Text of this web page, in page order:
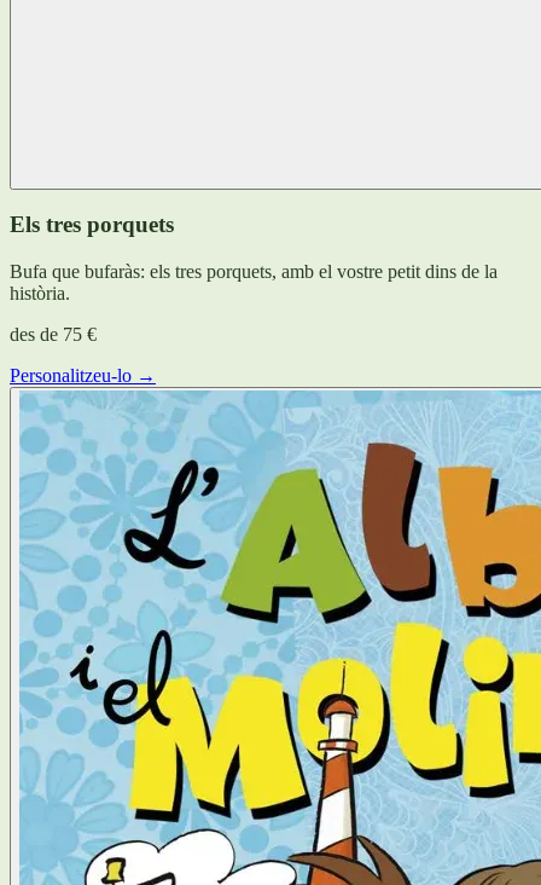
Els tres porquets
Bufa que bufaràs: els tres porquets, amb el vostre petit dins de la
història.
des de 75 €
Personalitzeu-lo →